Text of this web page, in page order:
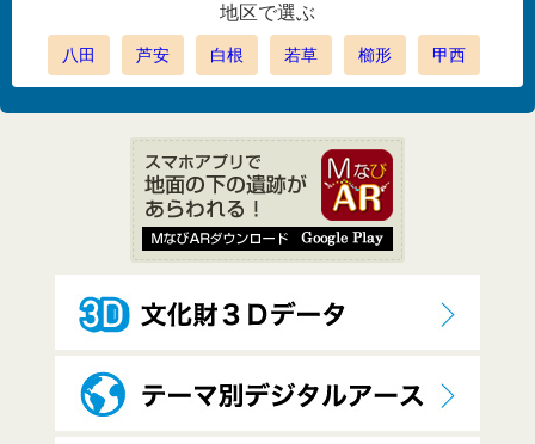
地区で選ぶ
八田 芦安 白根 若草 櫛形 甲西